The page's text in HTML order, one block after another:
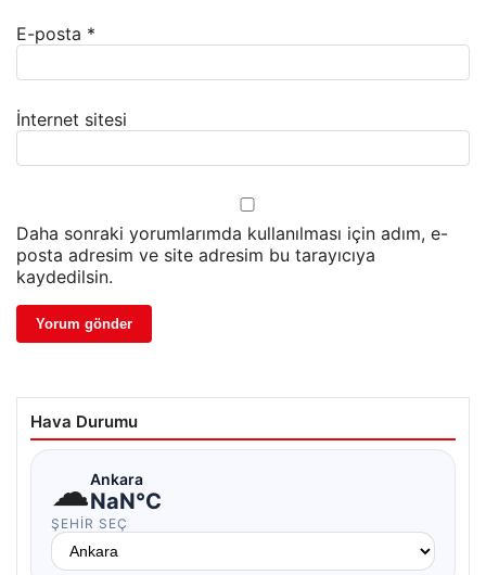
E-posta *
İnternet sitesi
Daha sonraki yorumlarımda kullanılması için adım, e-
posta adresim ve site adresim bu tarayıcıya
kaydedilsin.
Hava Durumu
☁Ankara
NaN°C
ŞEHIR SEÇ